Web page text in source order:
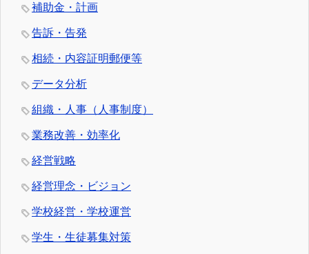
補助金・計画
告訴・告発
相続・内容証明郵便等
データ分析
組織・人事（人事制度）
業務改善・効率化
経営戦略
経営理念・ビジョン
学校経営・学校運営
学生・生徒募集対策